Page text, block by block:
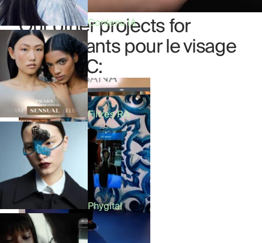
Contenu IA
Filtres RA
Phygital
Our other projects for
Autocollants pour le visage
D&G NFC: